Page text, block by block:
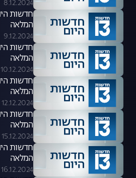
8.12.2024
המלאה
9.12.2024
המלאה
10.12.2024
המלאה
12.12.2024
המלאה
15.12.2024
המלאה
16.12.2024